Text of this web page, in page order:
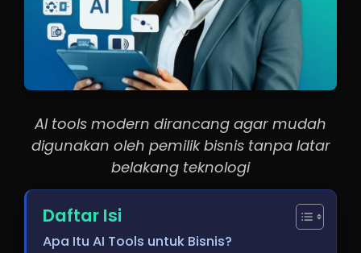
AI tools modern dirancang agar mudah
digunakan oleh pemilik bisnis tanpa latar
belakang teknologi
Daftar Isi
Apa Itu AI Tools untuk Bisnis?